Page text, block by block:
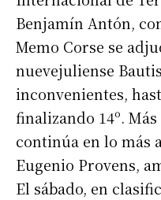
Benjamín Antón,
Memo Corse se
nuevejuliense
inconvenientes,
finalizando 14º.
continúa en lo más
Eugenio Provens,
El sábado, en